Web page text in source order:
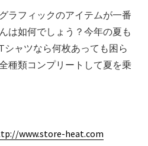
ラフィックのアイテムが一番
は如何でしょう？今年の夏も
ャツなら何枚あっても困ら
種類コンプリートして夏を乗
www.store-heat.com